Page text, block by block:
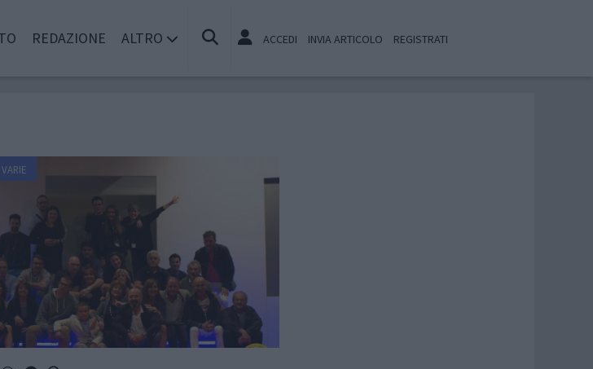
REDAZIONE ALTRO ACCEDI INVIA ARTICOLO REGISTRATI